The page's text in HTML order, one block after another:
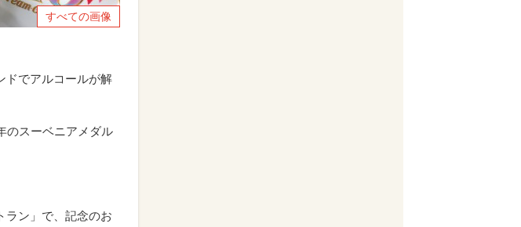
すべての画像
ドでアルコールが解
のスーベニアメダル
ラン」で、記念のお